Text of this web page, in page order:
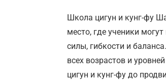
Школа цигун и кунг-фу
место, где ученики
силы, гибкости и
всех возрастов и
цигун и кунг-фу до